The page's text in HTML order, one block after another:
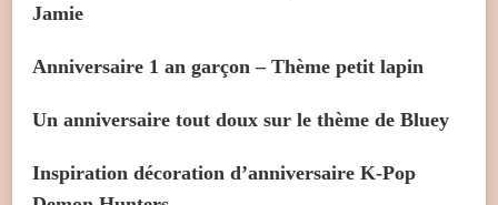
Jamie
Anniversaire 1 an garçon – Thème petit lapin
Un anniversaire tout doux sur le thème de Bluey
Inspiration décoration d’anniversaire K-Pop